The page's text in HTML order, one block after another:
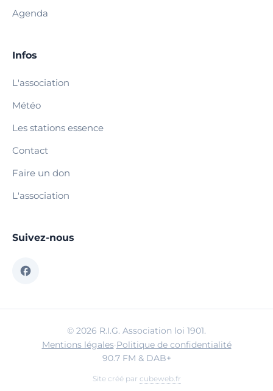
Agenda
Infos
L'association
Météo
Les stations essence
Contact
Faire un don
L'association
Suivez-nous
© 2026 R.I.G. Association loi 1901.
Mentions légales·Politique de confidentialité
90.7 FM & DAB+
Site créé par cubeweb.fr